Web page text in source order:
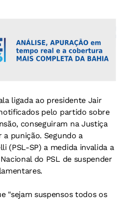
ligada ao presidente Jair
pelo partido sobre
conseguiram na Justiça
punição. Segundo a
(PSL-SP) a medida invalida a
do PSL de suspender
"sejam suspensos todos os